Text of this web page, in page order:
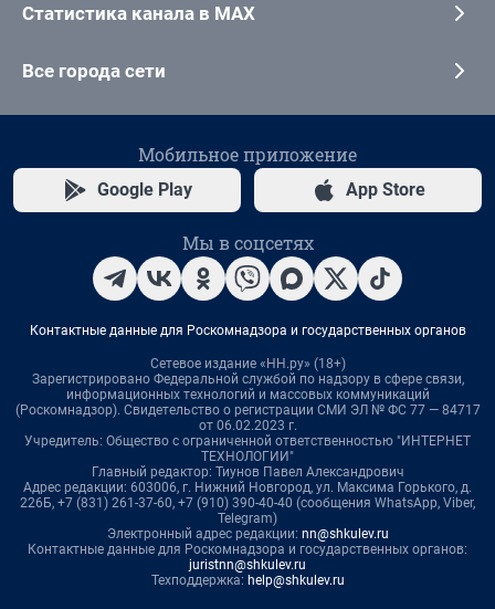
Статистика канала в MAX
Все города сети
Мобильное приложение
Google Play App Store
Мы в соцсетях
Контактные данные для Роскомнадзора и государственных органов
Сетевое издание «НН.ру» (18+)
Зарегистрировано Федеральной службой по надзору в сфере связи,
информационных технологий и массовых коммуникаций
(Роскомнадзор). Свидетельство о регистрации СМИ ЭЛ № ФС 77 — 84717
от 06.02.2023 г.
Учредитель: Общество с ограниченной ответственностью "ИНТЕРНЕТ
ТЕХНОЛОГИИ"
Главный редактор: Тиунов Павел Александрович
Адрес редакции: 603006, г. Нижний Новгород, ул. Максима Горького, д.
226Б, +7 (831) 261-37-60, +7 (910) 390-40-40 (сообщения WhatsApp, Viber,
Telegram)
Электронный адрес редакции: nn@shkulev.ru
Контактные данные для Роскомнадзора и государственных органов:
juristnn@shkulev.ru
Техподдержка: help@shkulev.ru